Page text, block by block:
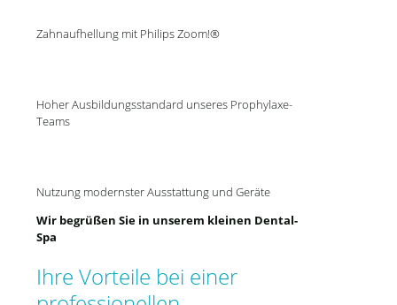
Zahnaufhellung mit Philips Zoom!®
Hoher Ausbildungsstandard unseres Prophylaxe-
Teams
Nutzung modernster Ausstattung und Geräte
Wir begrüßen Sie in unserem kleinen Dental-
Spa
Ihre Vorteile bei einer